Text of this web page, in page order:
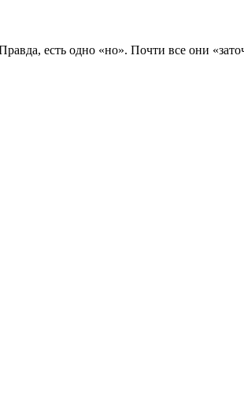
есть одно «но». Почти все они